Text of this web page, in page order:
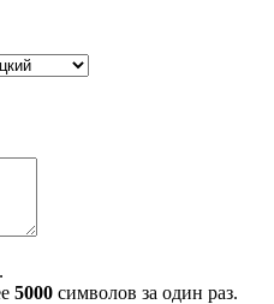
5000 символов за один раз.